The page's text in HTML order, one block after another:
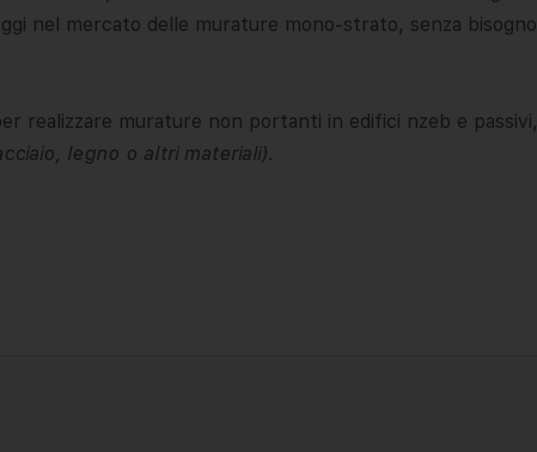
nel mercato delle murature mono-strato, senza bisogno
realizzare murature non portanti in edifici nzeb e passivi,
legno o altri materiali).